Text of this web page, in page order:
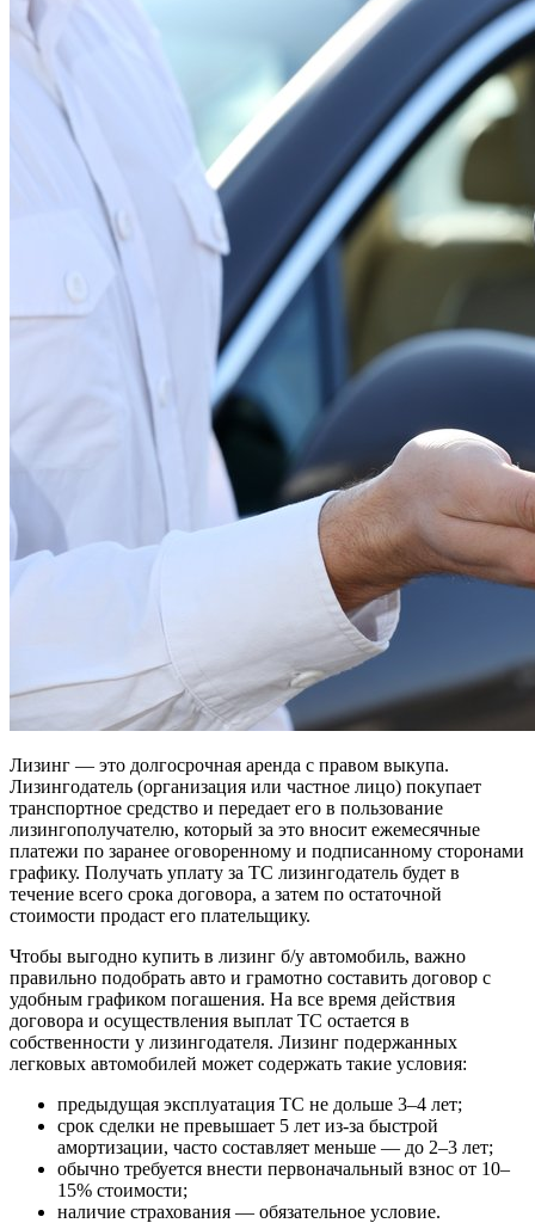
Лизинг — это долгосрочная аренда с правом выкупа.
Лизингодатель (организация или частное лицо) покупает
транспортное средство и передает его в пользование
лизингополучателю, который за это вносит ежемесячные
платежи по заранее оговоренному и подписанному сторонами
графику. Получать уплату за ТС лизингодатель будет в
течение всего срока договора, а затем по остаточной
стоимости продаст его плательщику.
Чтобы выгодно купить в лизинг б/у автомобиль, важно
правильно подобрать авто и грамотно составить договор с
удобным графиком погашения. На все время действия
договора и осуществления выплат ТС остается в
собственности у лизингодателя. Лизинг подержанных
легковых автомобилей может содержать такие условия:
предыдущая эксплуатация ТС не дольше 3–4 лет;
срок сделки не превышает 5 лет из-за быстрой
амортизации, часто составляет меньше — до 2–3 лет;
обычно требуется внести первоначальный взнос от 10–
15% стоимости;
наличие страхования — обязательное условие.